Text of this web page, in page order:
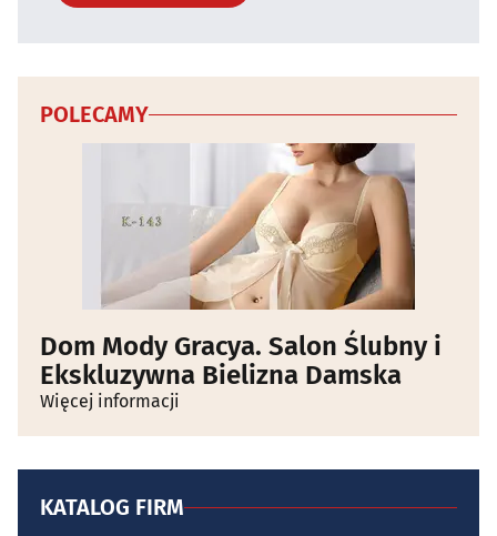
POLECAMY
Dom Mody Gracya. Salon Ślubny i
Ekskluzywna Bielizna Damska
Więcej informacji
KATALOG FIRM